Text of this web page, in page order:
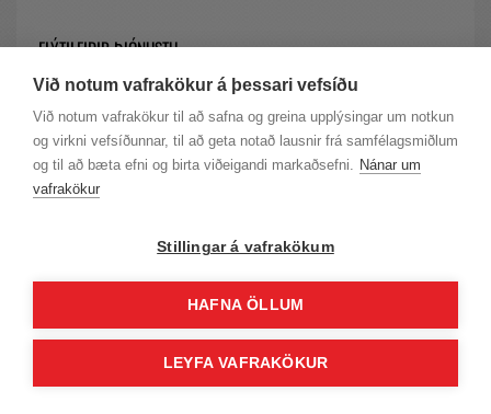
Við notum vafrakökur á þessari vefsíðu
Við notum vafrakökur til að safna og greina upplýsingar um notkun
og virkni vefsíðunnar, til að geta notað lausnir frá samfélagsmiðlum
og til að bæta efni og birta viðeigandi markaðsefni. Nánar um
vafrakökur
Stillingar á vafrakökum
HAFNA ÖLLUM
LEYFA VAFRAKÖKUR
FLÝTILEIÐIR ÞJÓNUSTU
Vefsýningarsalur nýrra bíla
Vefsýningarsalur notaðra bíla
Panta tíma á verkstæði
Uppítaka
Neyðarþjónusta
FYLGSTU MEÐ BRIMBORG